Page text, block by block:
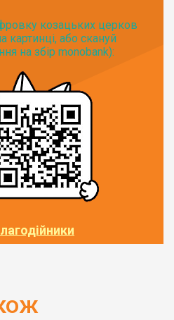
козацьких церков
картинці, або скануй
на збір monobank):